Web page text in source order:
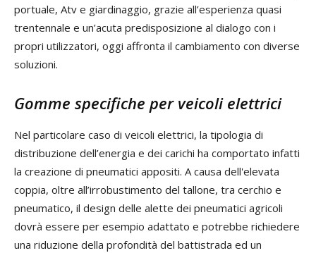
portuale, Atv e giardinaggio, grazie all’esperienza quasi
trentennale e un’acuta predisposizione al dialogo con i
propri utilizzatori, oggi affronta il cambiamento con diverse
soluzioni.
Gomme specifiche per veicoli elettrici
Nel particolare caso di veicoli elettrici, la tipologia di
distribuzione dell’energia e dei carichi ha comportato infatti
la creazione di pneumatici appositi. A causa dell'elevata
coppia, oltre all’irrobustimento del tallone, tra cerchio e
pneumatico, il design delle alette dei pneumatici agricoli
dovrà essere per esempio adattato e potrebbe richiedere
una riduzione della profondità del battistrada ed un